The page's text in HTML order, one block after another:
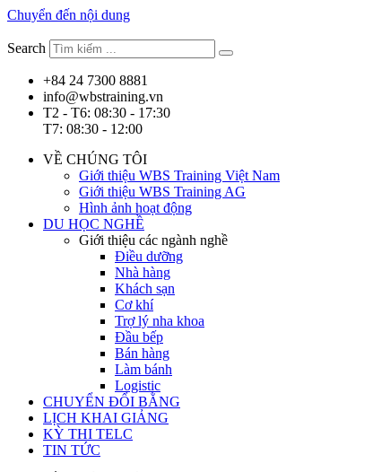
Chuyển đến nội dung
Search
+84 24 7300 8881
info@wbstraining.vn
T2 - T6: 08:30 - 17:30
T7: 08:30 - 12:00
VỀ CHÚNG TÔI
Giới thiệu WBS Training Việt Nam
Giới thiệu WBS Training AG
Hình ảnh hoạt động
DU HỌC NGHỀ
Giới thiệu các ngành nghề
Điều dưỡng
Nhà hàng
Khách sạn
Cơ khí
Trợ lý nha khoa
Đầu bếp
Bán hàng
Làm bánh
Logistic
CHUYỂN ĐỔI BẰNG
LỊCH KHAI GIẢNG
KỲ THI TELC
TIN TỨC